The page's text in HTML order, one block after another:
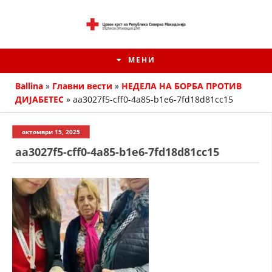
МЕНИ
ИСТОРИЈАТ НА ЦКРМ
ИСТОРИЈАТ НА ДВИЖЕЊЕТО
Ballina » Главни вести » НЕДЕЛА НА БОРБА ПРОТИВ
ДИЈАБЕТЕС » aa3027f5-cff0-4a85-b1e6-7fd18d81cc15
октомври 15, 2025
aa3027f5-cff0-4a85-b1e6-7fd18d81cc15